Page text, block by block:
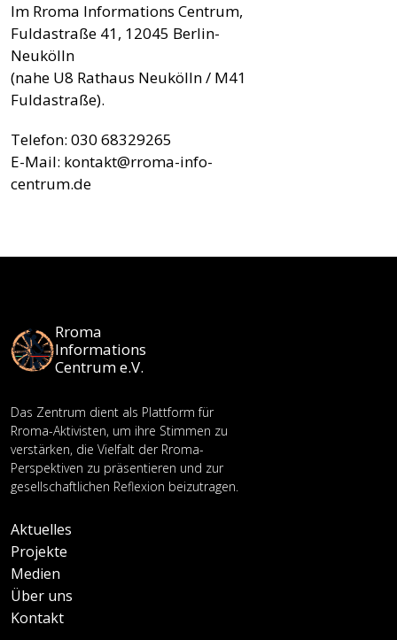
Im Rroma Informations Centrum,
Fuldastraße 41, 12045 Berlin­-
Neukölln
(nahe U8 Rathaus Neukölln / M41
Fuldastraße).
Telefon: 030 68329265
E­-Mail: kontakt@rroma­-info­-
centrum.de
Rroma
Informations
Centrum e.V.
Das Zentrum dient als Plattform für
Rroma-Aktivisten, um ihre Stimmen zu
verstärken, die Vielfalt der Rroma-
Perspektiven zu präsentieren und zur
gesellschaftlichen Reflexion beizutragen.
Aktuelles
Projekte
Medien
Über uns
Kontakt